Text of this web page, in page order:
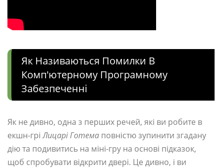
Як Називаються Помилки В
Комп'ютерному Програмному
Забезпеченні
Як не дивно, одна з перших речей, які ви робите в
екшн-гріЛицарі Готема повністю зупинити згадану
дію та подивитись на міні-гру на основі підказок,
щоб спробувати відкрити двері. Це дивно, і ви